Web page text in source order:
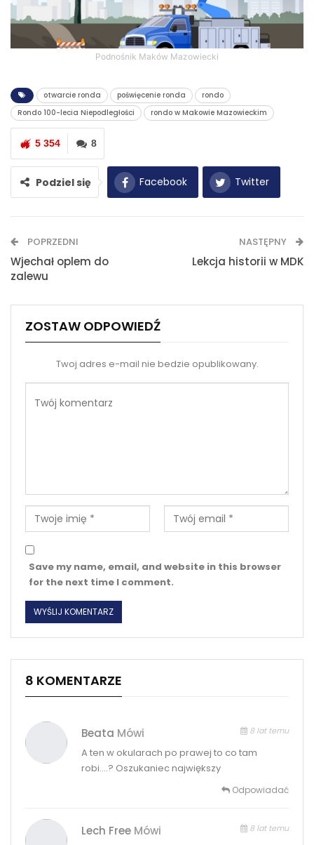
Podnośnik Maków Mazowiecki
otwarcie ronda poświęcenie ronda
rondo
Rondo 100-lecia Niepodległości
rondo w Makowie Mazowieckim
8
5 354
Podziel się Facebook Twitter
Drukuj
POPRZEDNI
Wjechał oplem do
zalewu
NASTĘPNY
Lekcja historii w MDK
ZOSTAW ODPOWIEDŹ
Twoj adres e-mail nie bedzie opublikowany.
Save my name, email, and website in this browser
for the next time I comment.
8 KOMENTARZE
Beata Mówi 8 lat temu
A ten w okularach po prawej to co tam
robi….? Oszukaniec największy
Odpowiadać
Lech Free Mówi 8 lat temu